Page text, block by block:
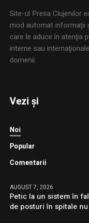
Site-ul Presa Clujenilor
mod automat informaţii
care le aduce în atenţia
interne sau
domenii.
Vezi și
Noi
Popular
Comentarii
AUGUST 7, 2026
Petic la un sistem în
de posturi în spitale